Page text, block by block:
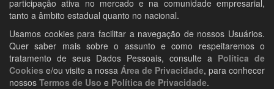
participação ativa no mercado e na comunidade empresarial,
tanto a âmbito estadual quanto no nacional.
Usamos cookies para facilitar a navegação de nossos Usuários.
Quer saber mais sobre o assunto e como respeitaremos o
tratamento de seus Dados Pessoais, consulte a Política de
Cookies e/ou visite a nossa Área de Privacidade, para conhecer
nossos Termos de Uso e Política de Privacidade.